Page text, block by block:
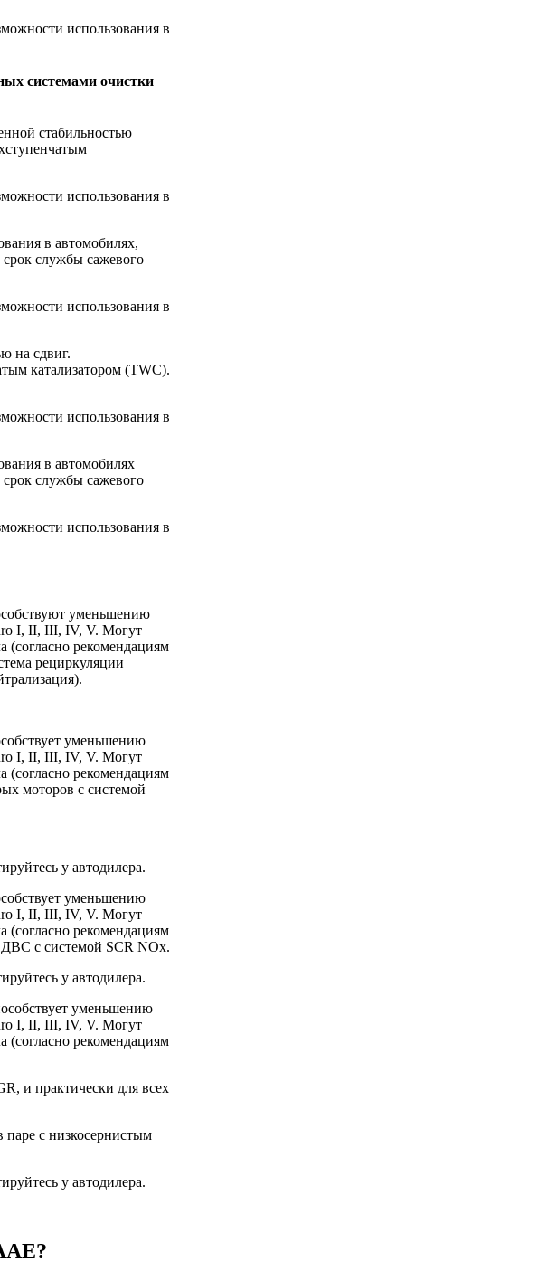
использования в
системами очистки
стабильностью
использования в
в автомобилях,
службы сажевого
использования в
на сдвиг.
катализатором (TWC).
использования в
в автомобилях
службы сажевого
использования в
уменьшению
I, II, III, IV, V. Могут
(согласно рекомендациям
рециркуляции
уменьшению
I, II, III, IV, V. Могут
(согласно рекомендациям
моторов с системой
у автодилера.
уменьшению
I, II, III, IV, V. Могут
(согласно рекомендациям
ДВС с системой SCR NOx.
у автодилера.
уменьшению
I, II, III, IV, V. Могут
(согласно рекомендациям
и практически для всех
паре с низкосернистым
у автодилера.